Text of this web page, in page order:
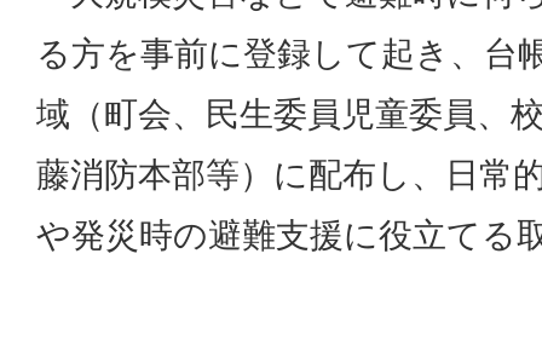
る方を事前に登録して起き、台
域（町会、民生委員児童委員、
藤消防本部等）に配布し、日常
や発災時の避難支援に役立てる